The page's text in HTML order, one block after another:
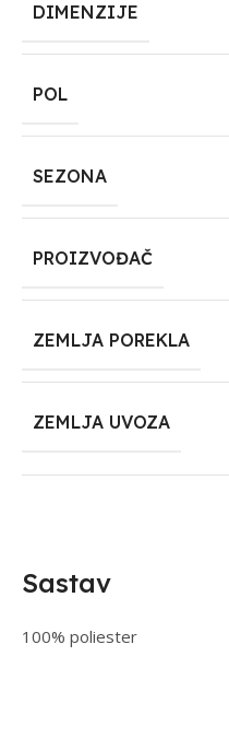
DIMENZIJE
POL
SEZONA
PROIZVOĐAČ
ZEMLJA POREKLA
ZEMLJA UVOZA
Sastav
100% poliester